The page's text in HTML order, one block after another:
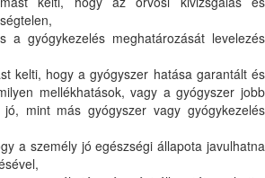
a gyógykezelés meghatározását levelezés
kelti, hogy a gyógyszer hatása garantált és
mellékhatások, vagy a gyógyszer jobb
mint más gyógyszer vagy gyógykezelés
a személy jó egészségi állapota javulhatna